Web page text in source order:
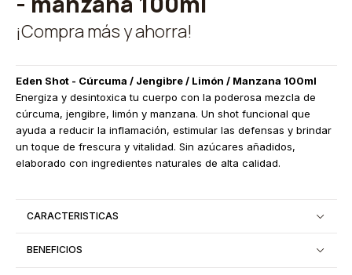
¡Compra más y ahorra!
Eden Shot - Cúrcuma / Jengibre / Limón / Manzana 100ml
Energiza y desintoxica tu cuerpo con la poderosa mezcla de
cúrcuma, jengibre, limón y manzana. Un shot funcional que
ayuda a reducir la inflamación, estimular las defensas y brindar
un toque de frescura y vitalidad. Sin azúcares añadidos,
elaborado con ingredientes naturales de alta calidad.
CARACTERISTICAS
BENEFICIOS